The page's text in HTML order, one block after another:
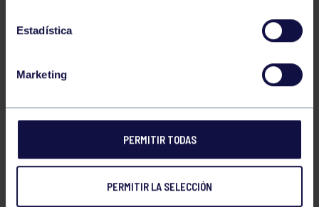
Estadística
Marketing
PERMITIR TODAS
PERMITIR LA SELECCIÓN
MIGUEL BOTANA SUAREZ
ALVARO RABANAL FERNANDEZ